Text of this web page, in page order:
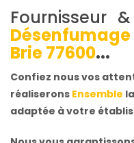
Fournisseur
Brie 77600...
Confiez nous vos
réaliserons Ensemble
adaptée à votre